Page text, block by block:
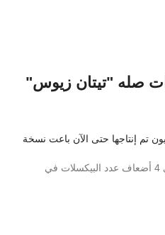
صله "تيتان زيوس"
تم إنتاجها حتى الآن باعت نسخة
تبلغ دقة شاشة تيتان زيوس 4K، أي 4 أضعاف عدد البيكسلات في